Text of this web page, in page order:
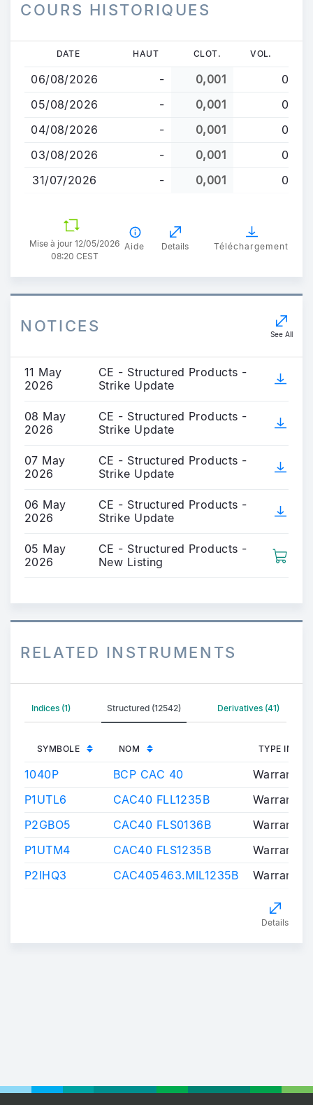
COURS HISTORIQUES
contenu
principal
DATE HAUT CLOT. VOL.
06/08/2026 - 0,001
0
05/08/2026
- 0,001
0
04/08/2026
- 0,001
0
03/08/2026
- 0,001
0
31/07/2026
- 0,001 0
Mise à jour 12/05/2026
08:20 CEST
Aide Details Téléchargement
NOTICES See All
11 May
2026
CE - Structured Products -
Strike Update
08 May
2026
CE - Structured Products -
Strike Update
07 May
2026
CE - Structured Products -
Strike Update
06 May
2026
CE - Structured Products -
Strike Update
05 May
2026
CE - Structured Products -
New Listing
RELATED INSTRUMENTS
Indices (1) Structured (12542) Derivatives (41)
SYMBOLE NOM TYPE
1040P BCP CAC 40
Warrants/
P1UTL6
CAC40 FLL1235B
Warrants/
P2GBO5
CAC40 FLS0136B
Warrants/
P1UTM4
CAC40 FLS1235B
Warrants/
P2IHQ3
CAC405463.MIL1235B Warrants/
Details